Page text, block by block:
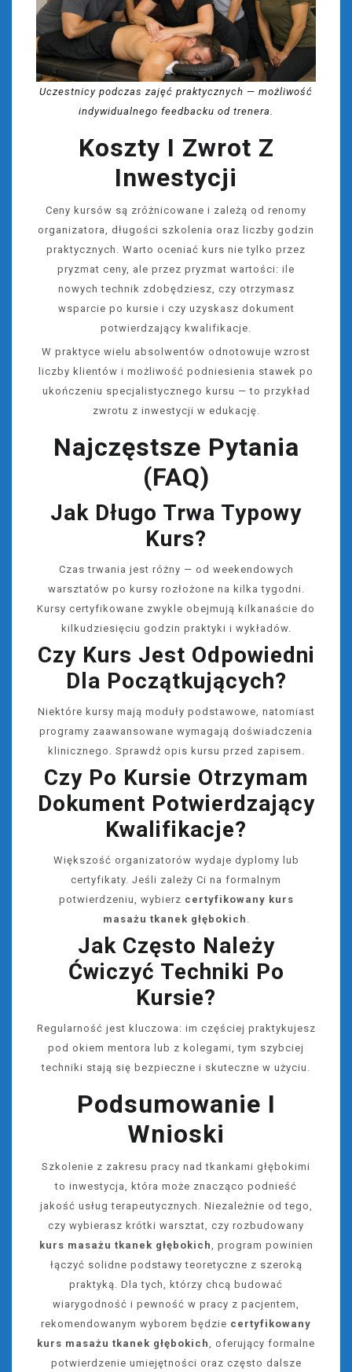
Uczestnicy podczas zajęć praktycznych — możliwość
indywidualnego feedbacku od trenera.
Koszty I Zwrot Z
Inwestycji
Ceny kursów są zróżnicowane i zależą od renomy
organizatora, długości szkolenia oraz liczby godzin
praktycznych. Warto oceniać kurs nie tylko przez
pryzmat ceny, ale przez pryzmat wartości: ile
nowych technik zdobędziesz, czy otrzymasz
wsparcie po kursie i czy uzyskasz dokument
potwierdzający kwalifikacje.
W praktyce wielu absolwentów odnotowuje wzrost
liczby klientów i możliwość podniesienia stawek po
ukończeniu specjalistycznego kursu — to przykład
zwrotu z inwestycji w edukację.
Najczęstsze Pytania
(FAQ)
Jak Długo Trwa Typowy
Kurs?
Czas trwania jest różny — od weekendowych
warsztatów po kursy rozłożone na kilka tygodni.
Kursy certyfikowane zwykle obejmują kilkanaście do
kilkudziesięciu godzin praktyki i wykładów.
Czy Kurs Jest Odpowiedni
Dla Początkujących?
Niektóre kursy mają moduły podstawowe, natomiast
programy zaawansowane wymagają doświadczenia
klinicznego. Sprawdź opis kursu przed zapisem.
Czy Po Kursie Otrzymam
Dokument Potwierdzający
Kwalifikacje?
Większość organizatorów wydaje dyplomy lub
certyfikaty. Jeśli zależy Ci na formalnym
potwierdzeniu, wybierz certyfikowany kurs
masażu tkanek głębokich .
Jak Często Należy
Ćwiczyć Techniki Po
Kursie?
Regularność jest kluczowa: im częściej praktykujesz
pod okiem mentora lub z kolegami, tym szybciej
techniki stają się bezpieczne i skuteczne w użyciu.
Podsumowanie I
Wnioski
Szkolenie z zakresu pracy nad tkankami głębokimi
to inwestycja, która może znacząco podnieść
jakość usług terapeutycznych. Niezależnie od tego,
czy wybierasz krótki warsztat, czy rozbudowany
kurs masażu tkanek głębokich, program powinien
łączyć solidne podstawy teoretyczne z szeroką
praktyką. Dla tych, którzy chcą budować
wiarygodność i pewność w pracy z pacjentem,
rekomendowanym wyborem będzie certyfikowany
kurs masażu tkanek głębokich, oferujący formalne
potwierdzenie umiejętności oraz często dalsze